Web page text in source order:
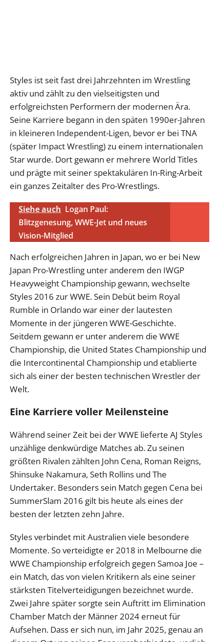
Styles ist seit fast drei Jahrzehnten im Wrestling
aktiv und zählt zu den vielseitigsten und
erfolgreichsten Performern der modernen Ära.
Seine Karriere begann in den späten 1990er-Jahren
in kleineren Independent-Ligen, bevor er bei TNA
(später Impact Wrestling) zu einem internationalen
Star wurde. Dort gewann er mehrere World Titles
und prägte mit seiner spektakulären In-Ring-Arbeit
ein ganzes Zeitalter des Pro-Wrestlings.
Siehe auch Logan Paul:
Blitzgenesung, WWE-Jet und neues
Vision-Mitglied
Nach erfolgreichen Jahren in Japan, wo er bei New
Japan Pro-Wrestling unter anderem den IWGP
Heavyweight Championship gewann, wechselte
Styles 2016 zur WWE. Sein Debüt beim Royal
Rumble in Orlando war einer der lautesten
Momente in der jüngeren WWE-Geschichte.
Seitdem gewann er unter anderem die WWE
Championship, die United States Championship und
die Intercontinental Championship und etablierte
sich als einer der besten technischen Wrestler der
Welt.
Eine Karriere voller Meilensteine
Während seiner Zeit bei der WWE lieferte AJ Styles
unzählige denkwürdige Matches ab. Zu seinen
größten Rivalen zählten John Cena, Roman Reigns,
Shinsuke Nakamura, Seth Rollins und The
Undertaker. Besonders sein Match gegen Cena bei
SummerSlam 2016 gilt bis heute als eines der
besten der letzten zehn Jahre.
Styles verbindet mit Australien viele besondere
Momente. So verteidigte er 2018 in Melbourne die
WWE Championship erfolgreich gegen Samoa Joe –
ein Match, das von vielen Kritikern als eine seiner
stärksten Titelverteidigungen bezeichnet wurde.
Zwei Jahre später sorgte sein Auftritt im Elimination
Chamber Match der Männer 2024 erneut für
Aufsehen. Dass er sich nun, im Jahr 2025, genau an